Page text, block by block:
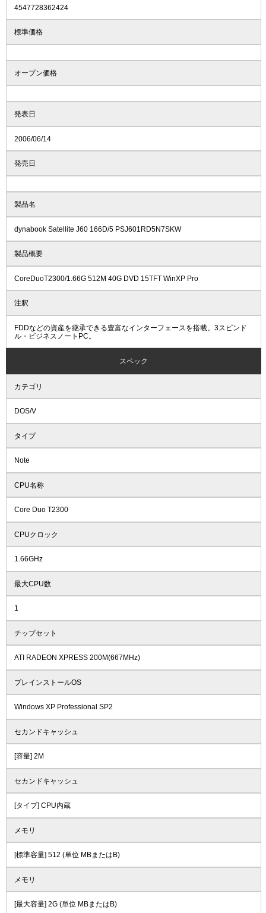
4547728362424
標準価格
オープン価格
発表日
2006/06/14
発売日
製品名
dynabook Satellite J60 166D/5 PSJ601RD5N7SKW
製品概要
CoreDuoT2300/1.66G 512M 40G DVD 15TFT WinXP Pro
注釈
FDDなどの資産を継承できる豊富なインターフェースを搭載。3スピンド
ル・ビジネスノートPC。
スペック
カテゴリ
DOS/V
タイプ
Note
CPU名称
Core Duo T2300
CPUクロック
1.66GHz
最大CPU数
1
チップセット
ATI RADEON XPRESS 200M(667MHz)
プレインストールOS
Windows XP Professional SP2
セカンドキャッシュ
[容量] 2M
セカンドキャッシュ
[タイプ] CPU内蔵
メモリ
[標準容量] 512 (単位 MBまたはB)
メモリ
[最大容量] 2G (単位 MBまたはB)